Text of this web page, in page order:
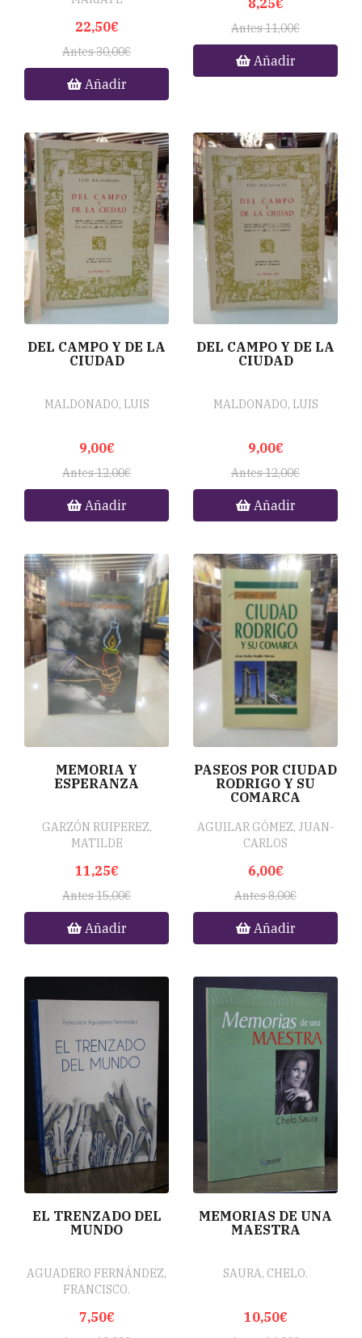
22,50€
Antes 30,00€
Añadir
Antes 11,00€
Añadir
DEL CAMPO Y DE LA
CIUDAD
MALDONADO, LUIS
9,00€
Antes 12,00€
Añadir
DEL CAMPO Y DE LA
CIUDAD
MALDONADO, LUIS
9,00€
Antes 12,00€
Añadir
MEMORIA Y
ESPERANZA
GARZÓN RUIPEREZ,
MATILDE
11,25€
Antes 15,00€
Añadir
PASEOS POR CIUDAD
RODRIGO Y SU
COMARCA
AGUILAR GÓMEZ, JUAN-
CARLOS
6,00€
Antes 8,00€
Añadir
EL TRENZADO DEL
MUNDO
AGUADERO FERNÁNDEZ,
FRANCISCO.
7,50€
MEMORIAS DE UNA
MAESTRA
SAURA, CHELO.
10,50€